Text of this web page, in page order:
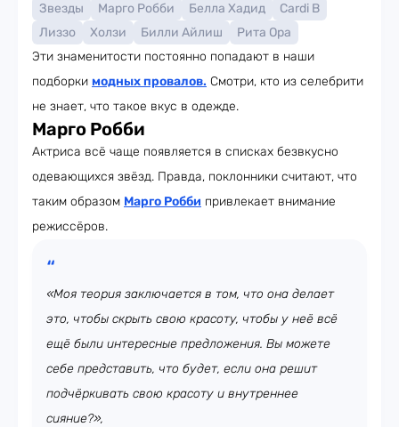
Звезды Марго Робби Белла Хадид
Cardi B
Лиззо
Холзи Билли Айлиш
Рита Ора
Эти знаменитости постоянно попадают в наши
подборки модных провалов. Смотри, кто из селебрити
не знает, что такое вкус в одежде.
Марго Робби
Актриса всё чаще появляется в списках безвкусно
одевающихся звёзд. Правда, поклонники считают, что
таким образом Марго Робби привлекает внимание
режиссёров.
«Моя теория заключается в том, что она делает
это, чтобы скрыть свою красоту, чтобы у неё всё
ещё были интересные предложения. Вы можете
себе представить, что будет, если она решит
подчёркивать свою красоту и внутреннее
сияние?»,